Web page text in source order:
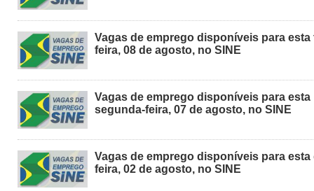
Vagas de emprego disponíveis para esta
feira, 08 de agosto, no SINE
Vagas de emprego disponíveis para esta
segunda-feira, 07 de agosto, no SINE
Vagas de emprego disponíveis para esta
feira, 02 de agosto, no SINE